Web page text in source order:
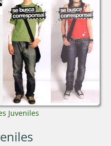
Juveniles